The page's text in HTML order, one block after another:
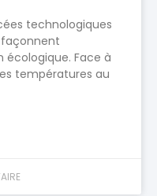
technologiques
écologique. Face à
températures au